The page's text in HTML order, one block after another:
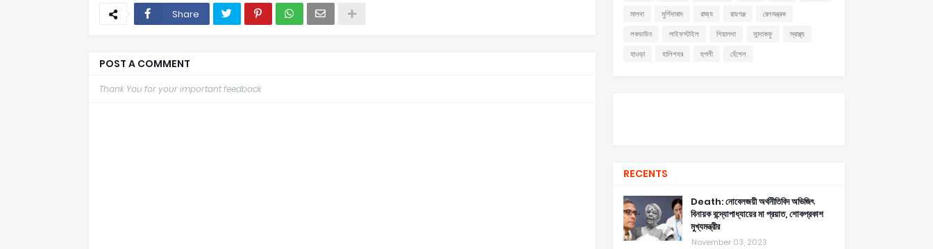
Share
POST A COMMENT
Thank You for your important feedback
মালদা
মুর্শিদাবাদ রাজ্য রায়গঞ্জ
রেলমন্ত্রক
লকডাউন
লাইফস্টাইল শিয়ালদা সান্দাকফু
স্বাস্থ্য
হাওড়া
হালিশহর হুগলী হেঁশেল
RECENTS
Death: নোবেলজয়ী অর্থনীতিবিদ অভিজিৎ
বিনায়ক বন্দ্যোপাধ্যায়ের মা প্রয়াত, শোকপ্রকাশ
মুখ্যমন্ত্রীর
November 03, 2023